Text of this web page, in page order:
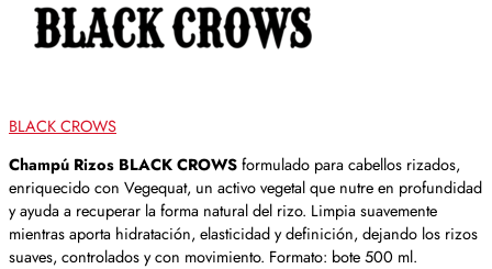
BLACK CROWS
Champú Rizos BLACK CROWSformulado para cabellos rizados,
enriquecido con Vegequat, un activo vegetal que nutre en profundidad
y ayuda a recuperar la forma natural del rizo. Limpia suavemente
mientras aporta hidratación, elasticidad y definición, dejando los rizos
suaves, controlados y con movimiento. Formato: bote 500 ml.